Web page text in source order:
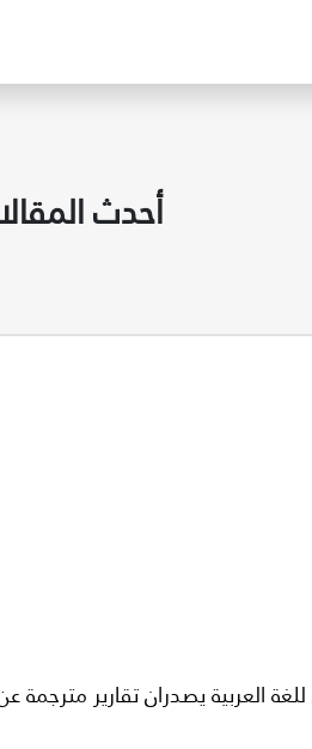
أحدث
العربية يصدران تقارير مترجمة